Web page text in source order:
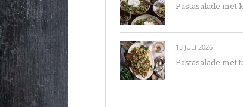
Pastasalade met
13 JULI 2026
Pastasalade met